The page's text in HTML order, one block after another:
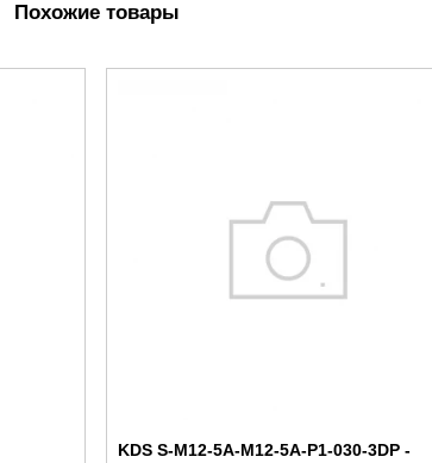
Похожие товары
KDS S-M12-5A-M12-5A-P1-030-3DP -